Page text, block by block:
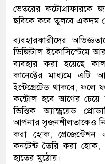
ভেতরের ফটোগ্রাফারকে
ছবিকে করে তুলবে একদম
ব্যবহারকারীদের
ডিজিটাল ইকোসিস্টেমে
ব্যবহার করা হয়েছে
কানেক্টের মাধ্যমে এটি
ইন্টেগ্রেটেড থাকবে, ফলে
কন্ট্রোল হবে আগের
ভিত্তিক অ্যান্ড্রয়েড
আপনার সৃজনশীলতাকেও
করা হোক,
কনটেন্ট তৈরি করা
হাতের মুঠোয়।